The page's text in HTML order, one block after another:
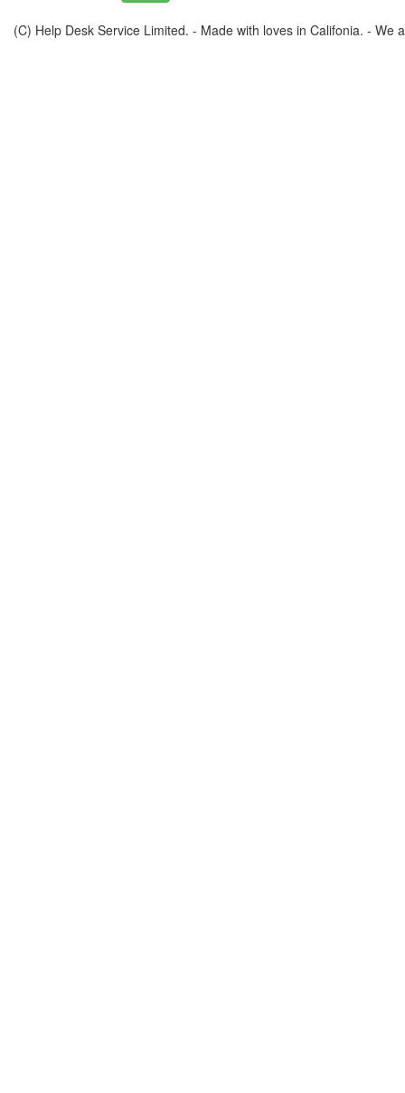
(C) Help Desk Service Limited. - Made with loves in Califonia. -